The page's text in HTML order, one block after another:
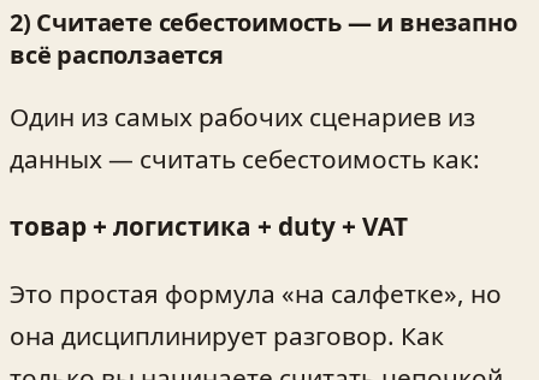
2) Считаете себестоимость — и внезапно
всё расползается
Один из самых рабочих сценариев из
данных — считать себестоимость как:
товар + логистика + duty + VAT
Это простая формула «на салфетке», но
она дисциплинирует разговор. Как